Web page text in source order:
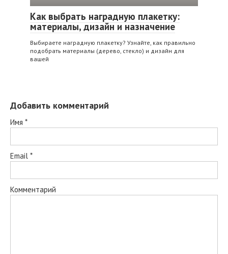
Как выбрать наградную плакетку:
материалы, дизайн и назначение
Выбираете наградную плакетку? Узнайте, как правильно
подобрать материалы (дерево, стекло) и дизайн для
вашей
Добавить комментарий
Имя *
Email *
Комментарий